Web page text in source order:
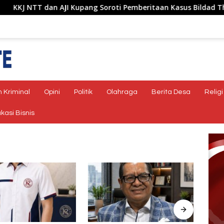
NTT dan AJI Kupang Soroti Pemberitaan Kasus Bildad Thonak
Kriminal Opini Politik Olahraga Berita Desa Religi
Bisnis